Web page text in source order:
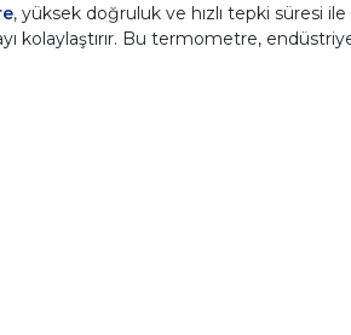
, yüksek doğruluk ve hızlı tepki süresi
kolaylaştırır. Bu termometre,